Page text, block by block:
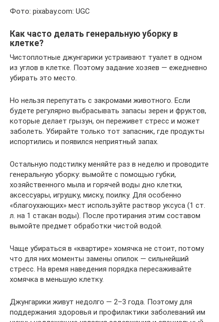
Фото: pixabay.com: UGC
Как часто делать генеральную уборку в
клетке?
Чистоплотные джунгарики устраивают туалет в одном
из углов в клетке. Поэтому задание хозяев — ежедневно
убирать это место.
Но нельзя перепутать с закромами животного. Если
будете регулярно выбрасывать запасы зерен и фруктов,
которые делает грызун, он переживет стресс и может
заболеть. Убирайте только тот запасник, где продукты
испортились и появился неприятный запах.
Остальную подстилку меняйте раз в неделю и проводите
генеральную уборку: вымойте с помощью губки,
хозяйственного мыла и горячей воды дно клетки,
аксессуары, игрушку, миску, поилку. Для особенно
«благоухающих» мест используйте раствор уксуса (1 ст.
л. на 1 стакан воды). После протирания этим составом
вымойте предмет обработки чистой водой.
Чаще убираться в «квартире» хомячка не стоит, потому
что для них моменты замены опилок — сильнейший
стресс. На время наведения порядка пересаживайте
хомячка в меньшую клетку.
Джунгарики живут недолго — 2–3 года. Поэтому для
поддержания здоровья и профилактики заболеваний им